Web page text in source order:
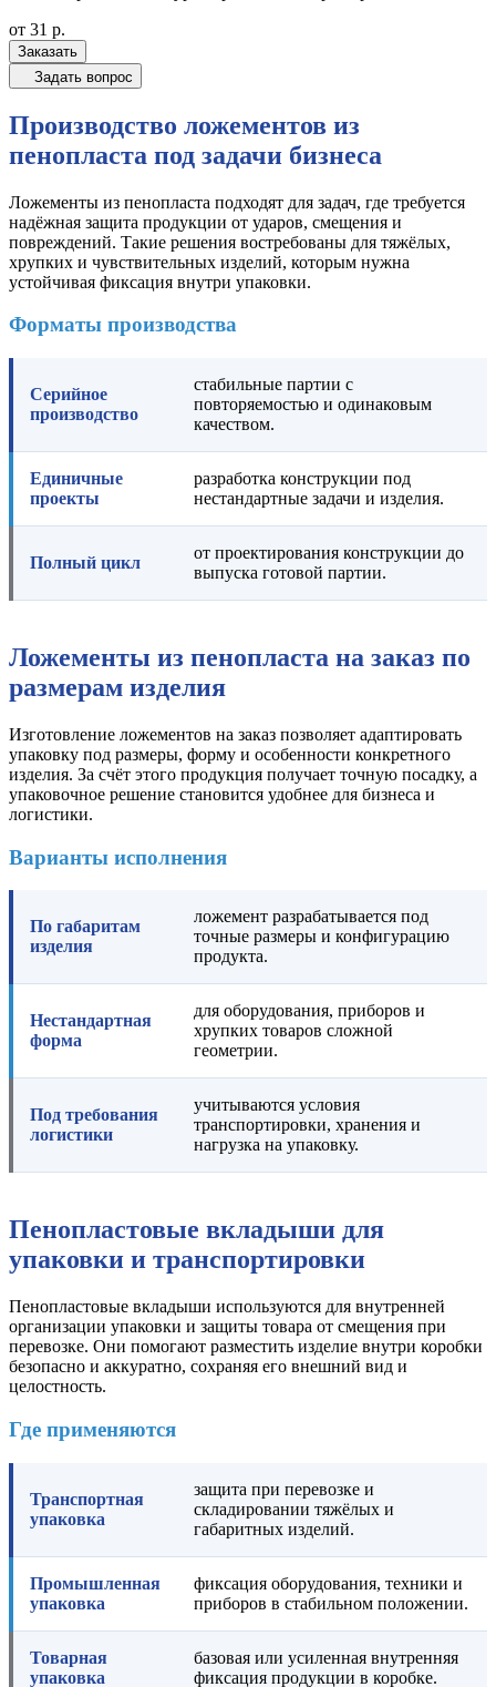
от 31 р.
Заказать
Задать вопрос
Производство ложементов из
пенопласта под задачи бизнеса
Ложементы из пенопласта подходят для задач, где требуется
надёжная защита продукции от ударов, смещения и
повреждений. Такие решения востребованы для тяжёлых,
хрупких и чувствительных изделий, которым нужна
устойчивая фиксация внутри упаковки.
Форматы производства
Серийное
производство
стабильные партии с
повторяемостью и одинаковым
качеством.
Единичные
проекты
разработка конструкции под
нестандартные задачи и изделия.
Полный цикл
от проектирования конструкции до
выпуска готовой партии.
Ложементы из пенопласта на заказ по
размерам изделия
Изготовление ложементов на заказ позволяет адаптировать
упаковку под размеры, форму и особенности конкретного
изделия. За счёт этого продукция получает точную посадку, а
упаковочное решение становится удобнее для бизнеса и
логистики.
Варианты исполнения
По габаритам
изделия
ложемент разрабатывается под
точные размеры и конфигурацию
продукта.
Нестандартная
форма
для оборудования, приборов и
хрупких товаров сложной
геометрии.
Под требования
логистики
учитываются условия
транспортировки, хранения и
нагрузка на упаковку.
Пенопластовые вкладыши для
упаковки и транспортировки
Пенопластовые вкладыши используются для внутренней
организации упаковки и защиты товара от смещения при
перевозке. Они помогают разместить изделие внутри коробки
безопасно и аккуратно, сохраняя его внешний вид и
целостность.
Где применяются
Транспортная
упаковка
защита при перевозке и
складировании тяжёлых и
габаритных изделий.
Промышленная
упаковка
фиксация оборудования, техники и
приборов в стабильном положении.
Товарная
упаковка
базовая или усиленная внутренняя
фиксация продукции в коробке.